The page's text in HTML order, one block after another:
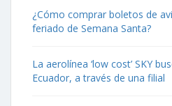
¿Cómo comprar boletos de
feriado de Semana Santa?
La aerolínea ‘low cost’ SKY
Ecuador, a través de una filial